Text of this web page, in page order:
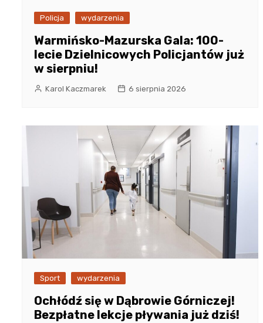
Policja wydarzenia
Warmińsko-Mazurska Gala: 100-
lecie Dzielnicowych Policjantów już
w sierpniu!
Karol Kaczmarek 6 sierpnia 2026
Sport wydarzenia
Ochłódź się w Dąbrowie Górniczej!
Bezpłatne lekcje pływania już dziś!